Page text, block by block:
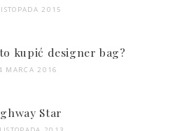
2015
kupić designer bag?
MARCA 2016
Star